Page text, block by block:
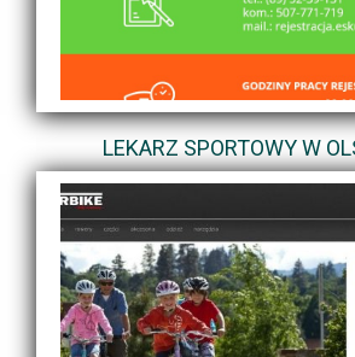
LEKARZ SPORTOWY W